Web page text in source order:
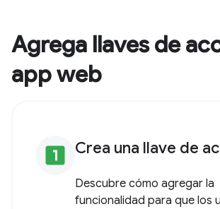
Agrega llaves de
app web
looks_one Crea una llave de
Descubre cómo agregar la
funcionalidad para que los